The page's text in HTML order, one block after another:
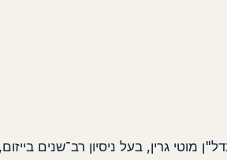
מוטי גרין, בעל ניסיון רב־שנים